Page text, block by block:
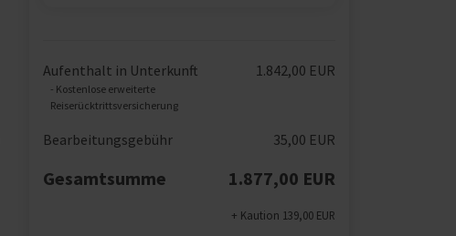
Aufenthalt in Unterkunft
- Kostenlose erweiterte
Reiserücktrittsversicherung
1.842,00 EUR
Bearbeitungsgebühr 35,00 EUR
Gesamtsumme 1.877,00 EUR
+ Kaution 139,00 EUR